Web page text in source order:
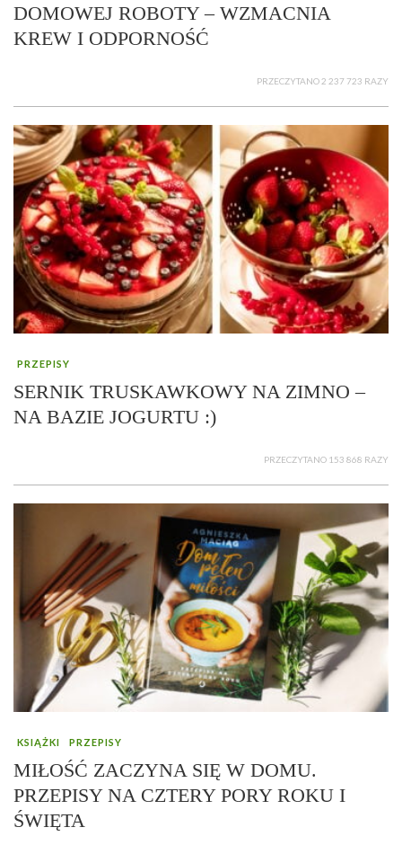
DOMOWEJ ROBOTY – WZMACNIA
KREW I ODPORNOŚĆ
PRZECZYTANO 2 237 723 RAZY
PRZEPISY
SERNIK TRUSKAWKOWY NA ZIMNO –
NA BAZIE JOGURTU :)
PRZECZYTANO 153 868 RAZY
KSIĄŻKI PRZEPISY
MIŁOŚĆ ZACZYNA SIĘ W DOMU.
PRZEPISY NA CZTERY PORY ROKU I
ŚWIĘTA